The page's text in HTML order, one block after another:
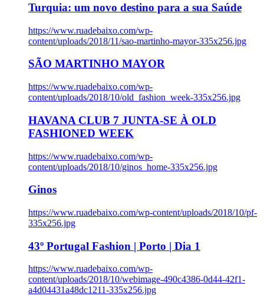
Turquia: um novo destino para a sua Saúde
https://www.ruadebaixo.com/wp-
content/uploads/2018/11/sao-martinho-mayor-335x256.jpg
SÃO MARTINHO MAYOR
https://www.ruadebaixo.com/wp-
content/uploads/2018/10/old_fashion_week-335x256.jpg
HAVANA CLUB 7 JUNTA-SE À OLD
FASHIONED WEEK
https://www.ruadebaixo.com/wp-
content/uploads/2018/10/ginos_home-335x256.jpg
Ginos
https://www.ruadebaixo.com/wp-content/uploads/2018/10/pf-
335x256.jpg
43º Portugal Fashion | Porto | Dia 1
https://www.ruadebaixo.com/wp-
content/uploads/2018/10/webimage-490c4386-0d44-42f1-
a4d04431a48dc1211-335x256.jpg